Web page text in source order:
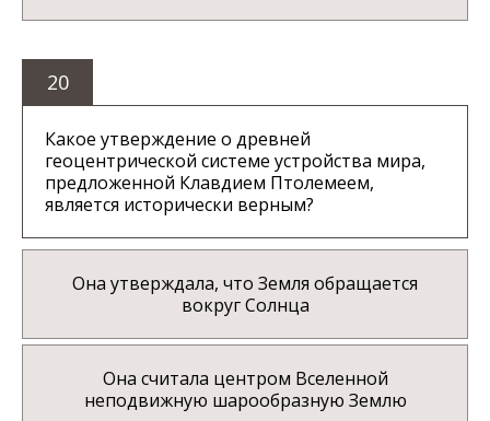
20
Какое утверждение о древней
геоцентрической системе устройства мира,
предложенной Клавдием Птолемеем,
является исторически верным?
Она утверждала, что Земля обращается
вокруг Солнца
Она считала центром Вселенной
неподвижную шарообразную Землю